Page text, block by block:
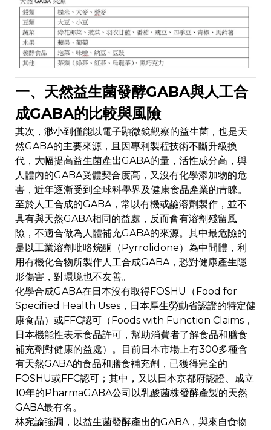
一、天然益生菌發酵GABA與人工合
成GABA的比較與風險
其次，渺小到僅能以電子顯微鏡觀察的益生菌，也是天
然GABA的主要來源，且因專利製程技術不斷升級換
代，大幅提高益生菌產出GABA的量，活性成分高，與
人體內的GABA受體契合度高，又沒有化學添加物的危
害，近年逐漸受到全球科學界及健康食品產業的青睞。
至於人工合成的GABA，常以有機或鹼溶劑製作，並不
具有與天然GABA相同的益處，反而會有溶劑殘留風
險，不適合做為人體補充GABA的來源。其中最危險的
是以工業溶劑吡咯烷酮（Pyrrolidone）為中間體，利
用有機化合物所製作人工合成GABA，恐對健康產生隱
形傷害，對環境也不友善。
化學合成GABA在日本沒有取得FOSHU（Food for
Specified Health Uses，日本厚生勞動省認證的特定健
康食品）或FFC認可（Foods with Function Claims，
日本機能性表示食品許可，幫助消費者了解食品和膳食
補充劑對健康的益處）。目前日本市場上有300多種含
有天然GABA的食品和膳食補充劑，已獲得完全的
FOSHU或FFC認可；其中，又以日本京都府認證、成立
10年的PharmaGABA公司以乳酸菌株發酵產製的天然
GABA最有名。
林宛諭強調，以益生菌發酵產出的GABA，與來自食物